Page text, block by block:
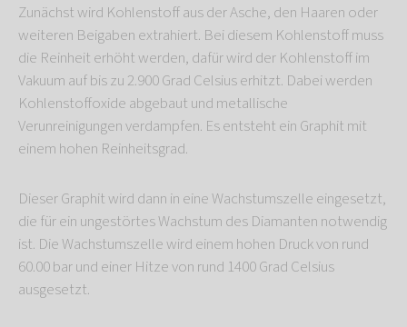
Zunächst wird Kohlenstoff aus der Asche, den Haaren oder
weiteren Beigaben extrahiert. Bei diesem Kohlenstoff muss
die Reinheit erhöht werden, dafür wird der Kohlenstoff im
Vakuum auf bis zu 2.900 Grad Celsius erhitzt. Dabei werden
Kohlenstoffoxide abgebaut und metallische
Verunreinigungen verdampfen. Es entsteht ein Graphit mit
einem hohen Reinheitsgrad.
Dieser Graphit wird dann in eine Wachstumszelle eingesetzt,
die für ein ungestörtes Wachstum des Diamanten notwendig
ist. Die Wachstumszelle wird einem hohen Druck von rund
60.00 bar und einer Hitze von rund 1400 Grad Celsius
ausgesetzt.